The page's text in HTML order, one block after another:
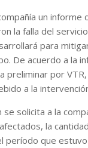
un informe
la falla del
para
De acuerdo a la
preliminar por
a la
solicita a la
la
período que